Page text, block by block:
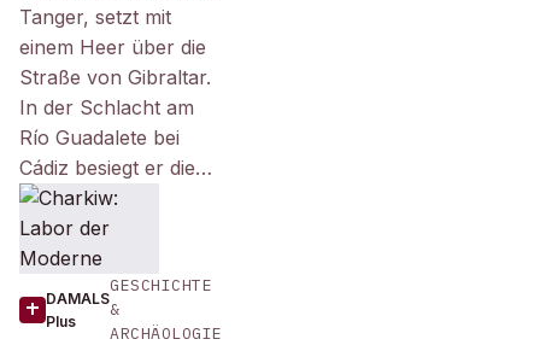
Tanger, setzt mit
einem Heer über die
Straße von Gibraltar.
In der Schlacht am
Río Guadalete bei
Cádiz besiegt er die…
DAMALS
Plus
GESCHICHTE
&
ARCHÄOLOGIE